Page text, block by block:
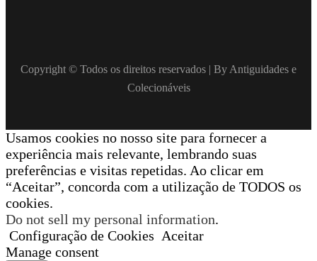
Copyright © Todos os direitos reservados | By Antiguidades e
Colecionáveis
Usamos cookies no nosso site para fornecer a
experiência mais relevante, lembrando suas
preferências e visitas repetidas. Ao clicar em
“Aceitar”, concorda com a utilização de TODOS os
cookies.
Do not sell my personal information.
Configuração de Cookies Aceitar
Manage consent